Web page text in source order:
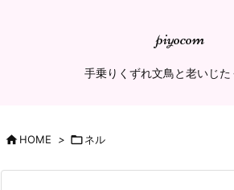
piyocom
手乗りくずれ文鳥と老いじた
HOME > ネル